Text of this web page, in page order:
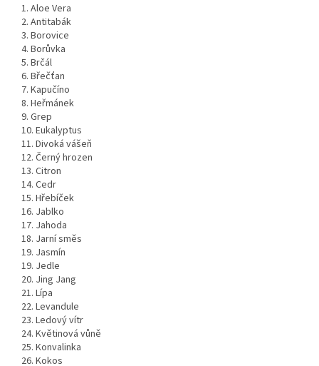
1. Aloe Vera
2. Antitabák
3. Borovice
4. Borůvka
5. Brčál
6. Břečťan
7. Kapučíno
8. Heřmánek
9. Grep
10. Eukalyptus
11. Divoká vášeň
12. Černý hrozen
13. Citron
14. Cedr
15. Hřebíček
16. Jablko
17. Jahoda
18. Jarní směs
19. Jasmín
19. Jedle
20. Jing Jang
21. Lípa
22. Levandule
23. Ledový vítr
24. Květinová vůně
25. Konvalinka
26. Kokos